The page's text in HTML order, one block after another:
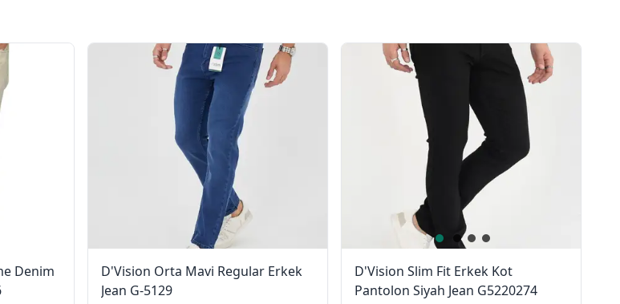
Denim
D'Vision Orta Mavi Regular Erkek
Jean G-5129
D'Vision Slim Fit Erkek Kot
Pantolon Siyah Jean G5220274